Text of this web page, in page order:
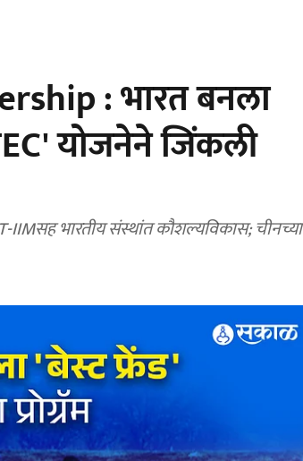
: भारत बनला
योजनेने जिंकली
IIMसह भारतीय संस्थांत कौशल्यविकास; चीनच्या